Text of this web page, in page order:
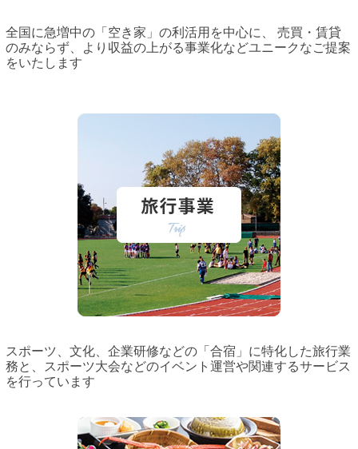
全国に急増中の「空き家」の利活用を中心に、 売買・賃貸
のみならず、より収益の上がる事業化などユニークなご提案
をいたします
スポーツ、文化、企業研修などの「合宿」に特化した旅行業
務と、スポーツ大会などのイベント運営や関連するサービス
を行っています